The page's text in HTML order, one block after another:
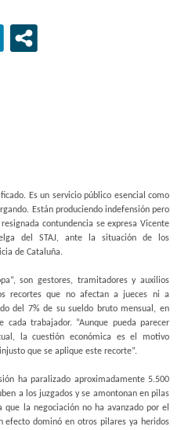
Es un servicio público esencial como
Están produciendo indefensión pero
contundencia se expresa Vicente
del STAJ, ante la situación de los
de Cataluña.
son gestores, tramitadores y auxilios
recortes que no afectan a jueces ni a
del 7% de su sueldo bruto mensual, en
trabajador. “Aunque pueda parecer
la cuestión económica es el motivo
que se aplique este recorte”.
ha paralizado aproximadamente 5.500
a los juzgados y se amontonan en pilas
que la negociación no ha avanzado por el
efecto dominó en otros pilares ya heridos